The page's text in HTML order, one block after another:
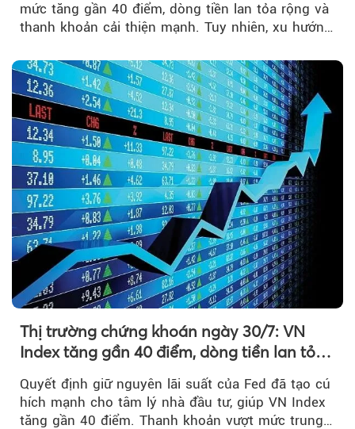
mức tăng gần 40 điểm, dòng tiền lan tỏa rộng và
thanh khoản cải thiện mạnh. Tuy nhiên, xu hướng
Thị trường chứng khoán ngày 30/7: VN
Index tăng gần 40 điểm, dòng tiền lan tỏa
Quyết định giữ nguyên lãi suất của Fed đã tạo cú
hích mạnh cho tâm lý nhà đầu tư, giúp VN Index
tăng gần 40 điểm. Thanh khoản vượt mức trung